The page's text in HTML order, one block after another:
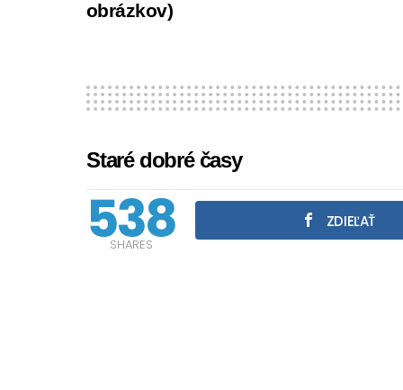
obrázkov)
Staré dobré časy
538
SHARES
ZDIEĽAŤ